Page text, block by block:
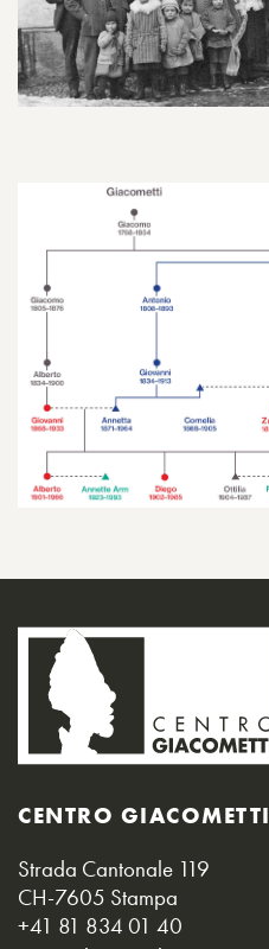
CENTRO GIACOMETTI
Strada Cantonale 119
CH-7605 Stampa
+41 81 834 01 40